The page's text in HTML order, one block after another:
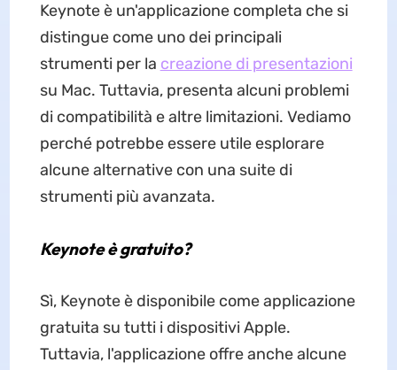
Keynote è un'applicazione completa che si
distingue come uno dei principali
strumenti per la creazione di presentazioni
su Mac. Tuttavia, presenta alcuni problemi
di compatibilità e altre limitazioni. Vediamo
perché potrebbe essere utile esplorare
alcune alternative con una suite di
strumenti più avanzata.
Keynote è gratuito?
Sì, Keynote è disponibile come applicazione
gratuita su tutti i dispositivi Apple.
Tuttavia, l'applicazione offre anche alcune